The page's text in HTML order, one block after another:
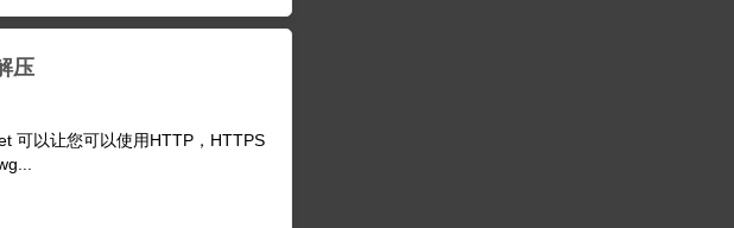
压
可以让您可以使用HTTP，HTTPS